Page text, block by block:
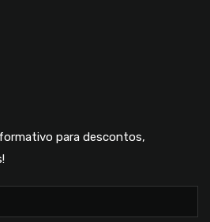
para descontos,